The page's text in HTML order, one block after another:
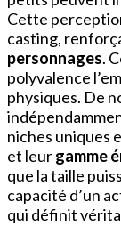
Cette
casting,
personnages.
polyvalence
physiques. De
niches uniques
et leurgamme
que la taille
capacité d’un
qui définit